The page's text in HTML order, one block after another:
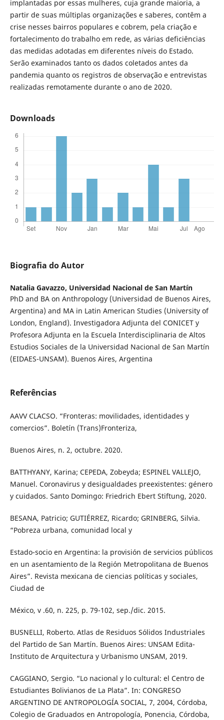
implantadas por essas mulheres, cuja grande maioria, a
partir de suas múltiplas organizações e saberes, contêm a
crise nesses bairros populares e cobrem, pela criação e
fortalecimento do trabalho em rede, as várias deficiências
das medidas adotadas em diferentes níveis do Estado.
Serão examinados tanto os dados coletados antes da
pandemia quanto os registros de observação e entrevistas
realizadas remotamente durante o ano de 2020.
Downloads
Biografia do Autor
Natalia Gavazzo, Universidad Nacional de San Martín
PhD and BA on Anthropology (Universidad de Buenos Aires,
Argentina) and MA in Latin American Studies (University of
London, England). Investigadora Adjunta del CONICET y
Profesora Adjunta en la Escuela Interdisciplinaria de Altos
Estudios Sociales de la Universidad Nacional de San Martín
(EIDAES-UNSAM). Buenos Aires, Argentina
Referências
AAVV CLACSO. “Fronteras: movilidades, identidades y
comercios”. Boletín (Trans)Fronteriza,
Buenos Aires, n. 2, octubre. 2020.
BATTHYANY, Karina; CEPEDA, Zobeyda; ESPINEL VALLEJO,
Manuel. Coronavirus y desigualdades preexistentes: género
y cuidados. Santo Domingo: Friedrich Ebert Stiftung, 2020.
BESANA, Patricio; GUTIÉRREZ, Ricardo; GRINBERG, Silvia.
“Pobreza urbana, comunidad local y
Estado-socio en Argentina: la provisión de servicios públicos
en un asentamiento de la Región Metropolitana de Buenos
Aires”. Revista mexicana de ciencias políticas y sociales,
Ciudad de
México, v .60, n. 225, p. 79-102, sep./dic. 2015.
BUSNELLI, Roberto. Atlas de Residuos Sólidos Industriales
del Partido de San Martín. Buenos Aires: UNSAM Edita-
Instituto de Arquitectura y Urbanismo UNSAM, 2019.
CAGGIANO, Sergio. “Lo nacional y lo cultural: el Centro de
Estudiantes Bolivianos de La Plata”. In: CONGRESO
ARGENTINO DE ANTROPOLOGÍA SOCIAL, 7, 2004, Córdoba,
Colegio de Graduados en Antropología, Ponencia, Córdoba,